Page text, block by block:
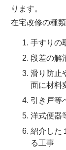
ります。
在宅改修の種
手すりの
段差の解
滑り防止
面に材料
引き戸等
洋式便器
紹介した
る工事